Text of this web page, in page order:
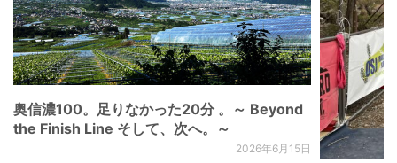
奥信濃100。足りなかった20分 。～ Beyond
the Finish Line そして、次へ。～
2026年6月15日